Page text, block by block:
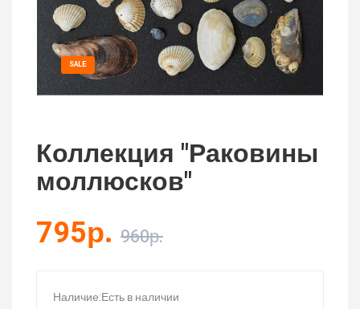
SALE
Коллекция "Раковины
моллюсков"
795р. 960р.
Наличие:Есть в наличии